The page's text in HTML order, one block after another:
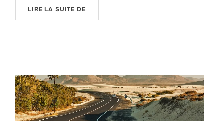
LIRE LA SUITE DE